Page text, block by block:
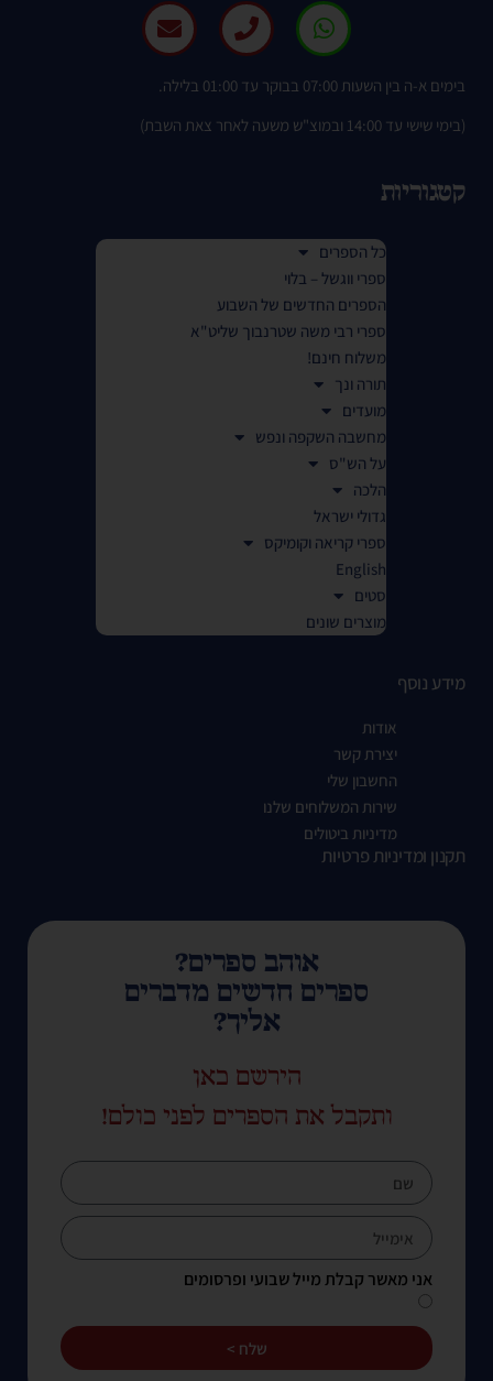
בימים א-ה בין השעות 07:00 בבוקר עד 01:00 בלילה.
(בימי שישי עד 14:00 ובמוצ"ש משעה לאחר צאת השבת)
קטגוריות
כל הספרים
ספרי ווגשל – בלוי
הספרים החדשים של השבוע
ספרי רבי משה שטרנבוך שליט"א
משלוח חינם!
תורה ונך
מועדים
מחשבה השקפה ונפש
על הש"ס
הלכה
גדולי ישראל
ספרי קריאה וקומיקס
English
סטים
מוצרים שונים
מידע נוסף
אודות
יצירת קשר
החשבון שלי
שירות המשלוחים שלנו
מדיניות ביטולים
תקנון ומדיניות פרטיות
אוהב ספרים?
ספרים חדשים מדברים
אליך?
הירשם כאן
ותקבל את הספרים לפני כולם!
אני מאשר קבלת מייל שבועי ופרסומים
שלח >